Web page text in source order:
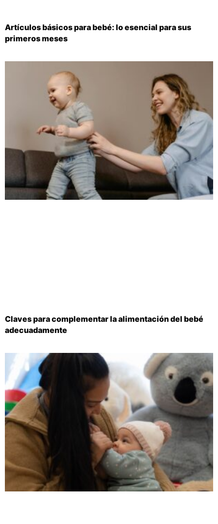
Artículos básicos para bebé: lo esencial para sus
primeros meses
Claves para complementar la alimentación del bebé
adecuadamente